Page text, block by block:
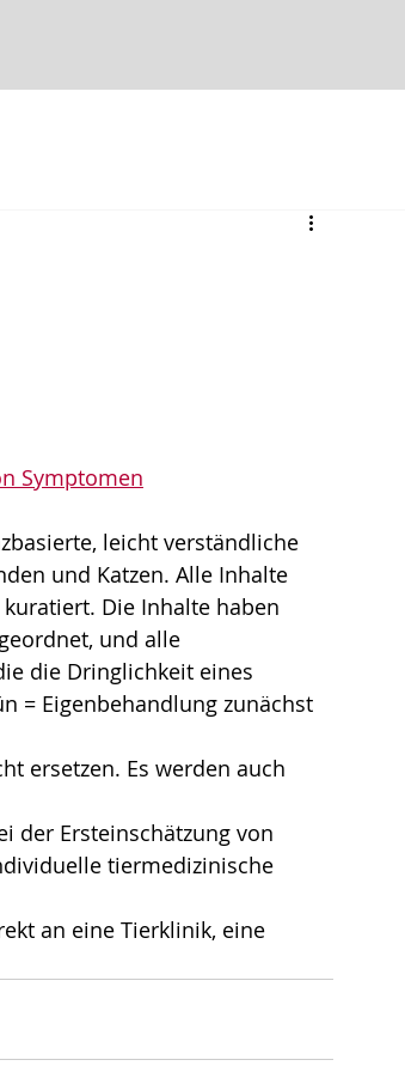
Symptomen
leicht verständliche
und Katzen. Alle Inhalte
Die Inhalte haben
und alle
die Dringlichkeit eines
= Eigenbehandlung zunächst
ersetzen. Es werden auch
der Ersteinschätzung von
tiermedizinische
an eine Tierklinik, eine